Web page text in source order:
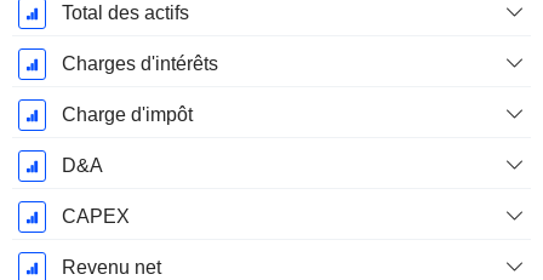
MarsTotal des actifs
Charges d'intérêts
Charge d'impôt
D&A
CAPEX
Revenu net